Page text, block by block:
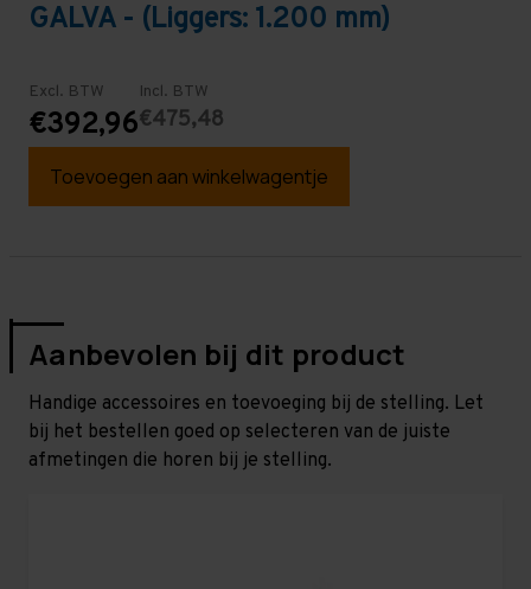
GALVA - (Liggers: 1.200 mm)
Excl. BTW
€392,96
Incl. BTW
€475,48
Toevoegen aan winkelwagentje
Aanbevolen bij dit product
Handige accessoires en toevoeging bij de stelling. Let
bij het bestellen goed op selecteren van de juiste
afmetingen die horen bij je stelling.